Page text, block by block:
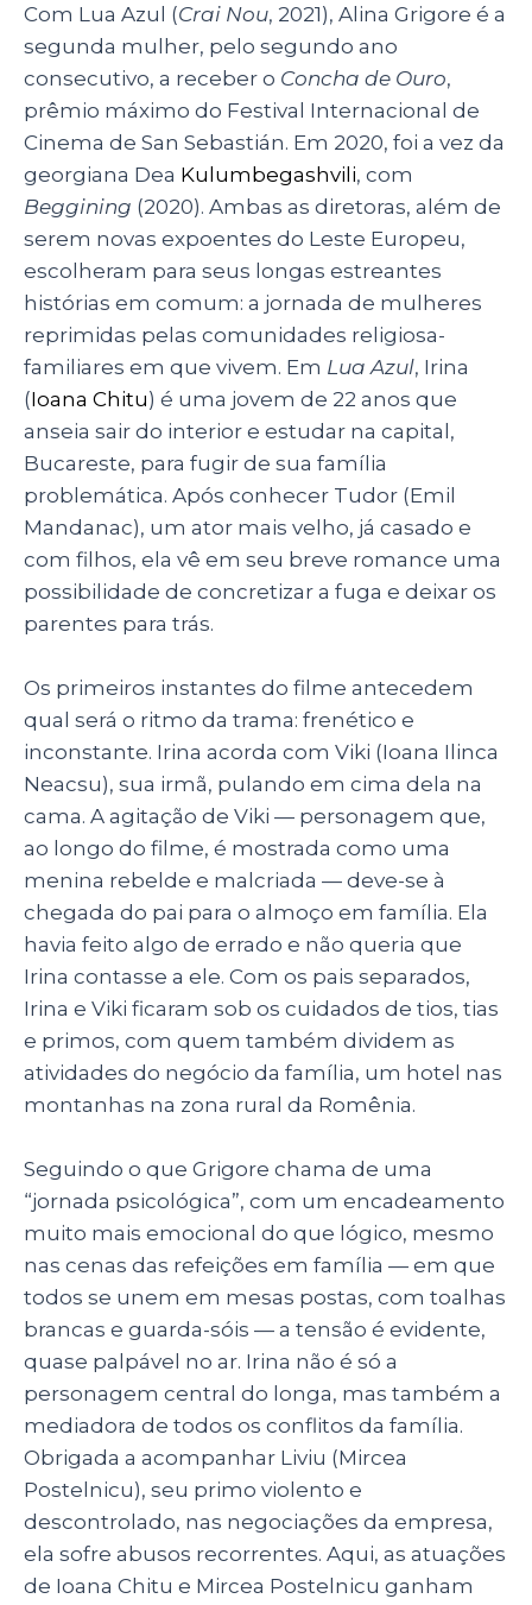
a
ts
A
p
p
c
e
b
o
o
k
k
e
dI
n
a
re
Com Lua Azul (Crai Nou, 2021), Alina Grigore é a
segunda mulher, pelo segundo ano
consecutivo, a receber o Concha de Ouro,
prêmio máximo do Festival Internacional de
Cinema de San Sebastián. Em 2020, foi a vez da
georgiana Dea Kulumbegashvili, com
Beggining (2020). Ambas as diretoras, além de
serem novas expoentes do Leste Europeu,
escolheram para seus longas estreantes
histórias em comum: a jornada de mulheres
reprimidas pelas comunidades religiosa-
familiares em que vivem. Em Lua Azul, Irina
(Ioana Chitu) é uma jovem de 22 anos que
anseia sair do interior e estudar na capital,
Bucareste, para fugir de sua família
problemática. Após conhecer Tudor (Emil
Mandanac), um ator mais velho, já casado e
com filhos, ela vê em seu breve romance uma
possibilidade de concretizar a fuga e deixar os
parentes para trás.
Os primeiros instantes do filme antecedem
qual será o ritmo da trama: frenético e
inconstante. Irina acorda com Viki (Ioana Ilinca
Neacsu), sua irmã, pulando em cima dela na
cama. A agitação de Viki — personagem que,
ao longo do filme, é mostrada como uma
menina rebelde e malcriada — deve-se à
chegada do pai para o almoço em família. Ela
havia feito algo de errado e não queria que
Irina contasse a ele. Com os pais separados,
Irina e Viki ficaram sob os cuidados de tios, tias
e primos, com quem também dividem as
atividades do negócio da família, um hotel nas
montanhas na zona rural da Romênia.
Seguindo o que Grigore chama de uma
“jornada psicológica”, com um encadeamento
muito mais emocional do que lógico, mesmo
nas cenas das refeições em família — em que
todos se unem em mesas postas, com toalhas
brancas e guarda-sóis — a tensão é evidente,
quase palpável no ar. Irina não é só a
personagem central do longa, mas também a
mediadora de todos os conflitos da família.
Obrigada a acompanhar Liviu (Mircea
Postelnicu), seu primo violento e
descontrolado, nas negociações da empresa,
ela sofre abusos recorrentes. Aqui, as atuações
de Ioana Chitu e Mircea Postelnicu ganham